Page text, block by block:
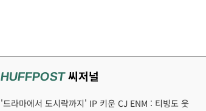
HUFFPOST씨저널
'드라마에서 도시락까지' IP 키운 CJ ENM : 티빙도 웃